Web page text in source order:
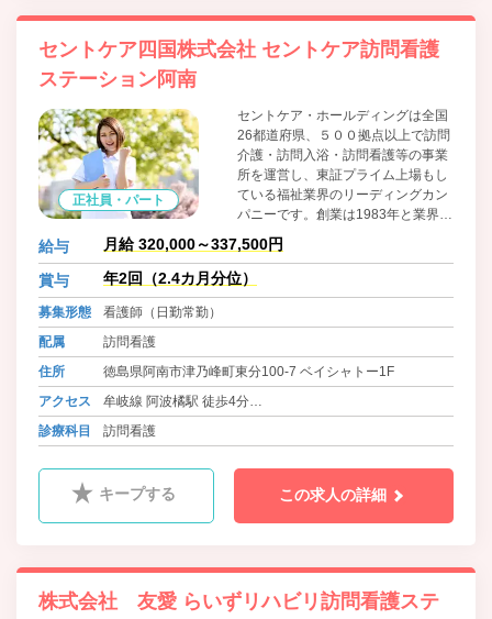
セントケア四国株式会社 セントケア訪問看護
ステーション阿南
正社員・パート
セントケア・ホールディングは全国
26都道府県、５００拠点以上で訪問
介護・訪問入浴・訪問看護等の事業
所を運営し、東証プライム上場もし
ている福祉業界のリーディングカン
パニーです。創業は1983年と業界内
でも歴史も古く、「お客様が住み慣
れた地域でその人らしく生活してい
ただきたい。」という価値観の元で
高齢者福祉サービスを行っていま
給与 月給 320,000～337,500円
賞与 年2回（2.4カ月分位）
募集形態
看護師（日勤常勤）
配属
訪問看護
住所
徳島県阿南市津乃峰町東分100-7 ベイシャトー1F
アクセス
牟岐線 阿波橘駅 徒歩4分
バス 徳島バス・徳島バス阿南 舳崎バス停 徒歩5分
診療科目 訪問看護
キープする この求人の詳細
株式会社 友愛 らいずリハビリ訪問看護ステ